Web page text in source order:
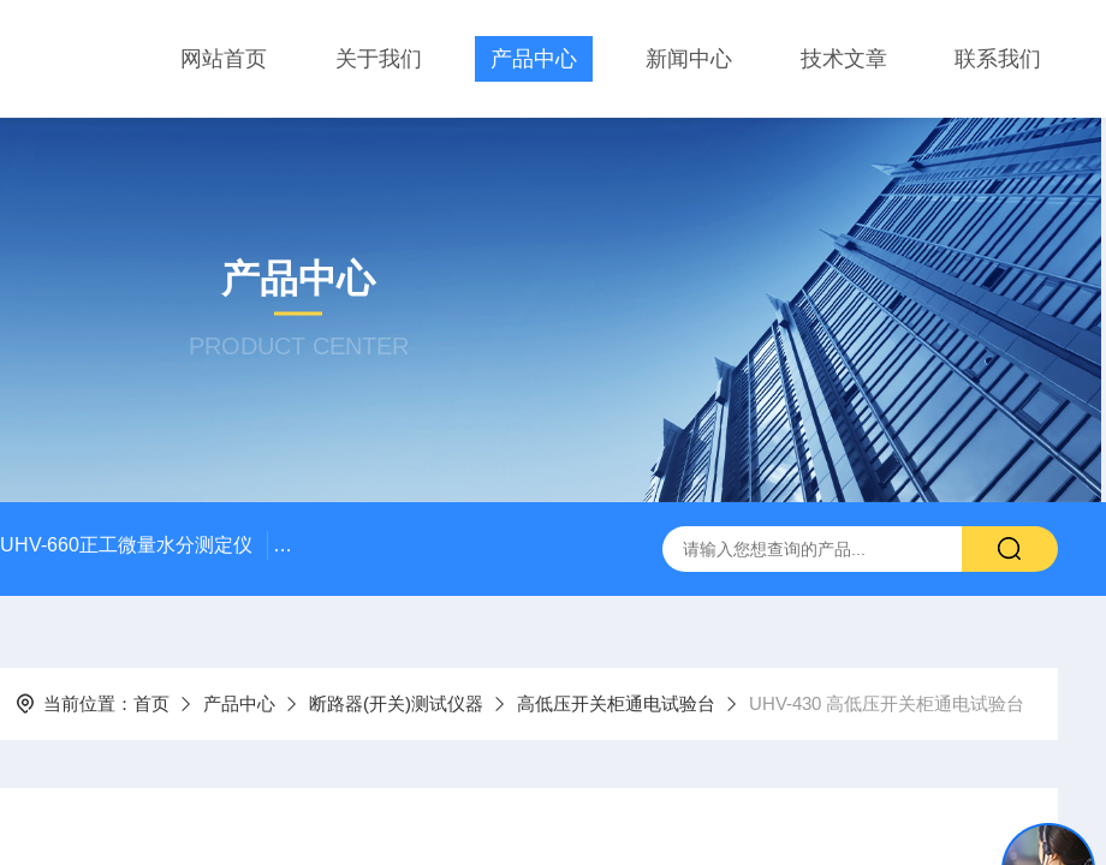
网站首页 关于我们 产品中心 新闻中心 技术文章 联系我们
产品中心
PRODUCT CENTER
UHV-660正工微量水分测定仪 UHV-998 漏电保护器测试仪 高压系列 工频耐压试验装置 UHV-2000A局部放电测试仪高
当前位置： 首页 产品中心 断路器(开关)测试仪器 高低压开关柜通电试验台 UHV-430 高低压开关柜通电试验台